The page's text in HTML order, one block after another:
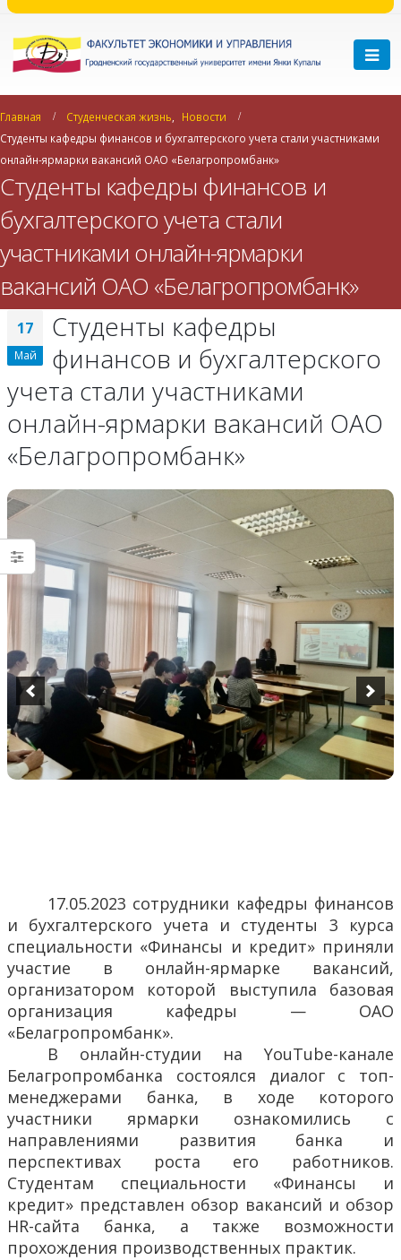
Главная Студенческая жизнь
Новости
Студенты кафедры финансов и бухгалтерского учета стали участниками
онлайн-ярмарки вакансий ОАО «Белагропромбанк»
Студенты кафедры финансов и
бухгалтерского учета стали
участниками онлайн-ярмарки
вакансий ОАО «Белагропромбанк»
17
Май
Студенты кафедры
финансов и бухгалтерского
учета стали участниками
онлайн-ярмарки вакансий ОАО
«Белагропромбанк»
17.05.2023 сотрудники кафедры финансов
и бухгалтерского учета и студенты 3 курса
специальности «Финансы и кредит» приняли
участие в онлайн-ярмарке вакансий,
организатором которой выступила базовая
организация кафедры — ОАО
«Белагропромбанк».
В онлайн-студии на YouTube-канале
Белагропромбанка состоялся диалог с топ-
менеджерами банка, в ходе которого
участники ярмарки ознакомились с
направлениями развития банка и
перспективах роста его работников.
Студентам специальности «Финансы и
кредит» представлен обзор вакансий и обзор
HR-сайта банка, а также возможности
прохождения производственных практик.